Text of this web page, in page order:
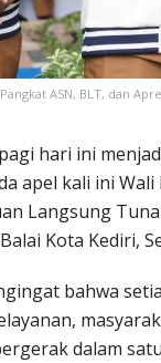
ASN, BLT, dan
pagi hari ini
apel kali ini
Langsung
Kota Kediri,
bahwa
dalam